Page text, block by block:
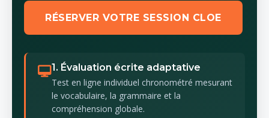
RÉSERVER VOTRE SESSION CLOE
1. Évaluation écrite adaptative
Test en ligne individuel chronométré mesurant
le vocabulaire, la grammaire et la
compréhension globale.